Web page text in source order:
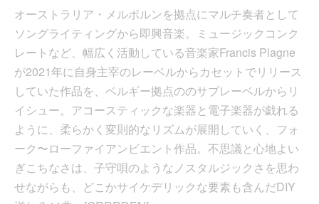
オーストラリア・メルボルンを拠点にマルチ奏者として
ソングライティングから即興音楽。ミュージックコンク
レートなど、幅広く活動している音楽家Francis Plagne
が2021年に自身主宰のレーベルからカセットでリリース
していた作品を、ベルギー拠点ののサブレーベルからリ
イシュー。アコースティックな楽器と電子楽器が戯れる
ように、柔らかく変則的なリズムが展開していく、フォ
ーク〜ローファイアンビエント作品。不思議と心地よい
ぎこちなさは、子守唄のようなノスタルジックさを思わ
せながらも、どこかサイケデリックな要素も含んだDIY